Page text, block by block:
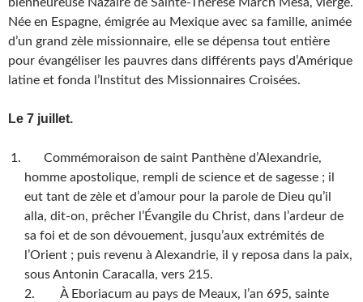
Née en Espagne, émigrée au Mexique avec sa famille, animée
d’un grand zèle missionnaire, elle se dépensa tout entière
pour évangéliser les pauvres dans différents pays d’Amérique
latine et fonda l’Institut des Missionnaires Croisées.
Le 7 juillet.
Commémoraison de saint Panthène d’Alexandrie,
homme apostolique, rempli de science et de sagesse ; il
eut tant de zèle et d’amour pour la parole de Dieu qu’il
alla, dit-on, prêcher l’Évangile du Christ, dans l’ardeur de
sa foi et de son dévouement, jusqu’aux extrémités de
l’Orient ; puis revenu à Alexandrie, il y reposa dans la paix,
sous Antonin Caracalla, vers 215.
2. À Eboriacum au pays de Meaux, l’an 695, sainte